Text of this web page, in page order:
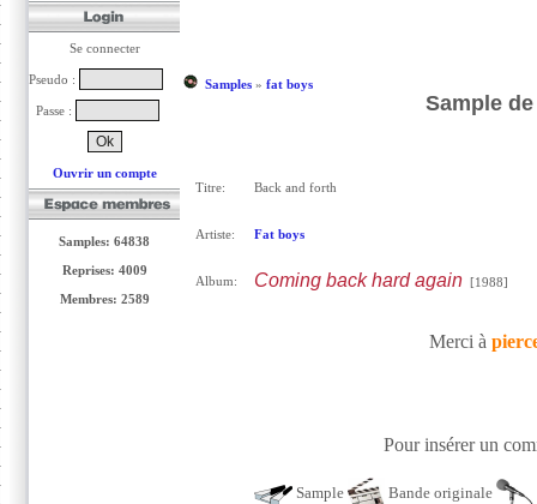
Se connecter
Pseudo :
Passe :
Ouvrir un compte
Samples: 64838
Reprises: 4009
Membres: 2589
Samples» fat boys
Sample
Titre: Back and forth
Artiste: Fat boys
Album: Coming back hard again[1988]
Merci à
Pour insérer un
Sample Bande originale